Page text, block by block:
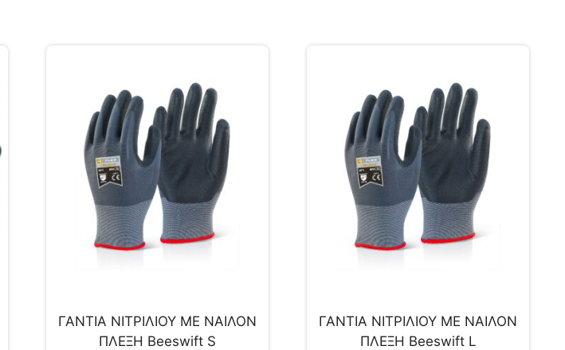
ΓΑΝΤΙΑ ΝΙΤΡΙΛΙΟΥ ΜΕ ΝΑΙΛΟΝ
ΠΛΕΞΗ Beeswift S
ΓΑΝΤΙΑ ΝΙΤΡΙΛΙΟΥ ΜΕ ΝΑΙΛΟΝ
ΠΛΕΞΗ Beeswift L